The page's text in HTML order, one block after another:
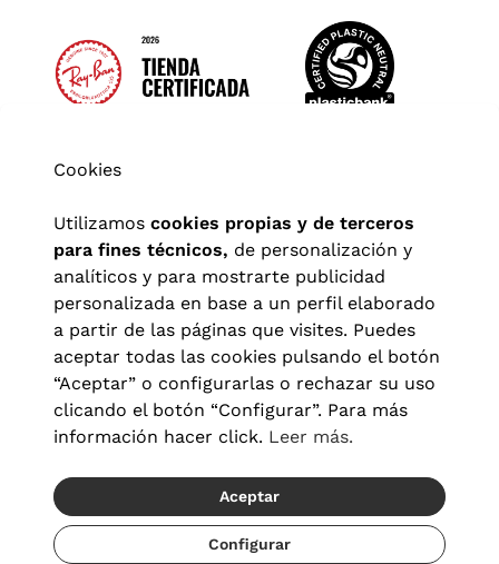
Recíbelo del 21/08 al 23/08
Aviso legal| Política de privacidad Términos y condiciones
Política de cookies|Configuración de cookies
© 2026 Visionlab España
Cookies
Utilizamos cookies propias y de terceros
para fines técnicos, de personalización y
analíticos y para mostrarte publicidad
personalizada en base a un perfil elaborado
a partir de las páginas que visites. Puedes
aceptar todas las cookies pulsando el botón
“Aceptar” o configurarlas o rechazar su uso
clicando el botón “Configurar”. Para más
información hacer click. Leer más.
Aceptar
Configurar